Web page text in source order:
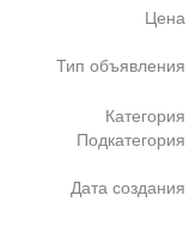
Цена
Тип объявления
Категория
Подкатегория
Дата создания